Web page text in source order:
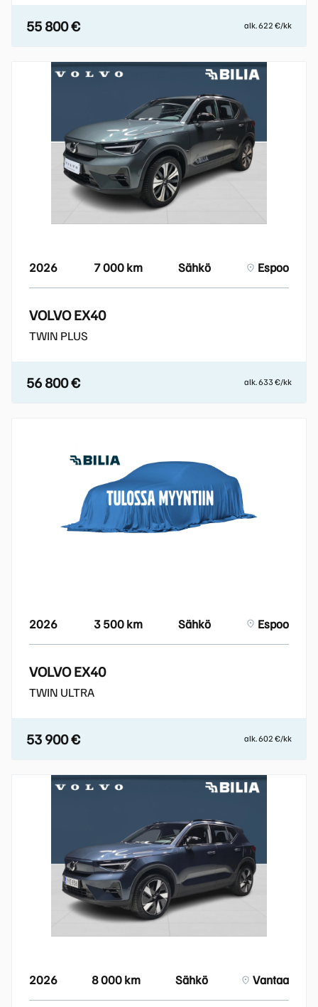
55 800 € alk. 622 €/kk
2026 7 000 km Sähkö Espoo
VOLVO EX40
TWIN PLUS
56 800 € alk. 633 €/kk
2026 3 500 km Sähkö Espoo
VOLVO EX40
TWIN ULTRA
53 900 € alk. 602 €/kk
2026 8 000 km Sähkö Vantaa